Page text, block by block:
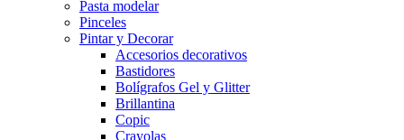
Pasta modelar
Pinceles
Pintar y Decorar
Accesorios decorativos
Bastidores
Bolígrafos Gel y Glitter
Brillantina
Copic
Crayolas